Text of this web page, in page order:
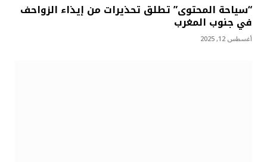
“سياحة المحتوى” تطلق تحذيرات من إيذاء الزواحف
في جنوب المغرب
أغسطس 12, 2025